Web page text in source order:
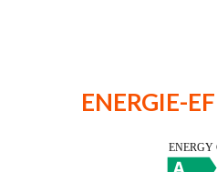
ENERGIE-